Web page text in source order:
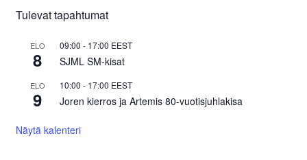
Tulevat tapahtumat
ELO
8
09:00 - 17:00 EEST
SJML SM-kisat
ELO
9
10:00 - 17:00 EEST
Joren kierros ja Artemis 80-vuotisjuhlakisa
Näytä kalenteri